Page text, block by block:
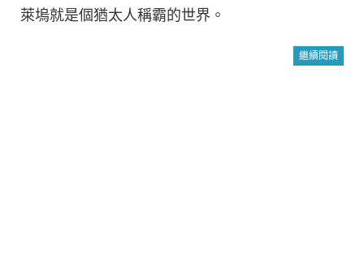
萊塢就是個猶太人稱霸的世界。
繼續閱讀